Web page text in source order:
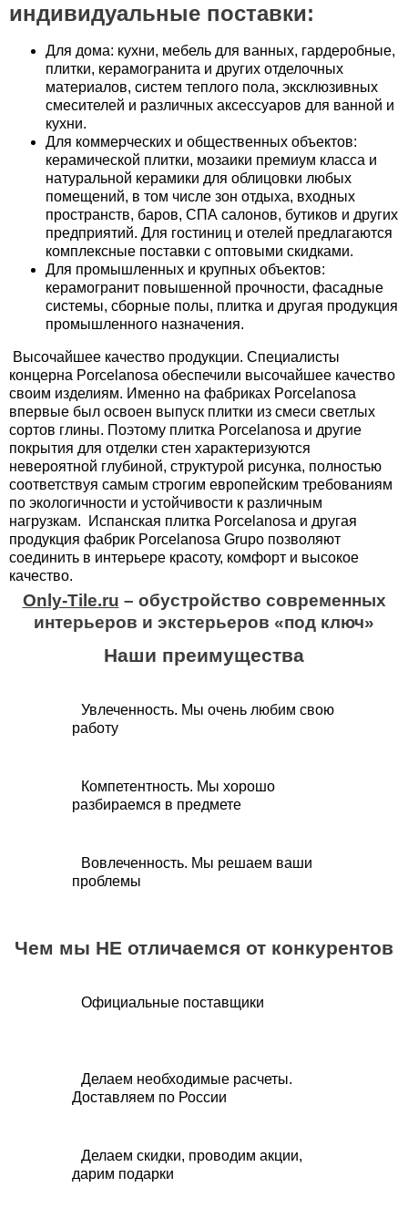
индивидуальные поставки:
Для дома: кухни, мебель для ванных, гардеробные,
плитки, керамогранита и других отделочных
материалов, систем теплого пола, эксклюзивных
смесителей и различных аксессуаров для ванной и
кухни.
Для коммерческих и общественных объектов:
керамической плитки, мозаики премиум класса и
натуральной керамики для облицовки любых
помещений, в том числе зон отдыха, входных
пространств, баров, СПА салонов, бутиков и других
предприятий. Для гостиниц и отелей предлагаются
комплексные поставки с оптовыми скидками.
Для промышленных и крупных объектов:
керамогранит повышенной прочности, фасадные
системы, сборные полы, плитка и другая продукция
промышленного назначения.
Высочайшее качество продукции. Специалисты
концерна Porcelanosa обеспечили высочайшее качество
своим изделиям. Именно на фабриках Porcelanosa
впервые был освоен выпуск плитки из смеси светлых
сортов глины. Поэтому плитка Porcelanosa и другие
покрытия для отделки стен характеризуются
невероятной глубиной, структурой рисунка, полностью
соответствуя самым строгим европейским требованиям
по экологичности и устойчивости к различным
нагрузкам. Испанская плитка Porcelanosa и другая
продукция фабрик Porcelanosa Grupo позволяют
соединить в интерьере красоту, комфорт и высокое
качество.
Only-Tile.ru – обустройство современных
интерьеров и экстерьеров «под ключ»
Наши преимущества
Увлеченность. Мы очень любим свою
работу
Компетентность. Мы хорошо
разбираемся в предмете
Вовлеченность. Мы решаем ваши
проблемы
Чем мы НЕ отличаемся от конкурентов
Официальные поставщики
Делаем необходимые расчеты.
Доставляем по России
Делаем скидки, проводим акции,
дарим подарки